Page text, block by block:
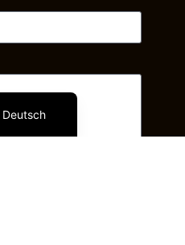
Deutsch
Português